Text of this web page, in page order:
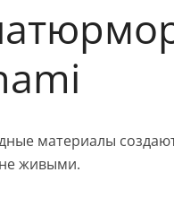
материалы
живыми.